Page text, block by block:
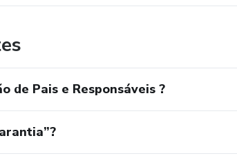
de Pais e Responsáveis ?